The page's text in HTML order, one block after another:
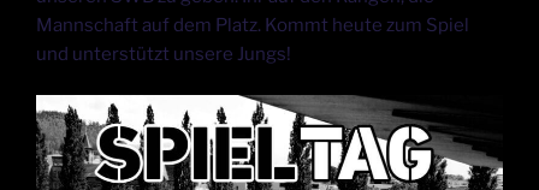
Mannschaft auf dem Platz. Kommt heute zum Spiel
und unterstützt unsere Jungs!